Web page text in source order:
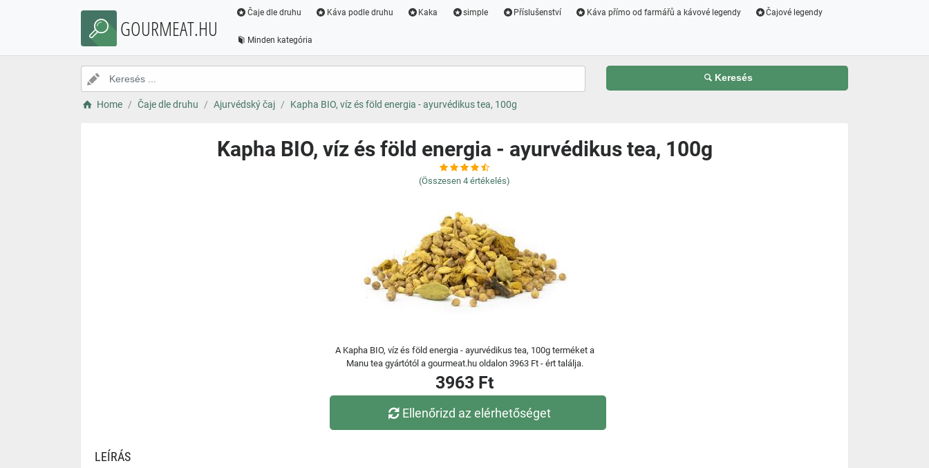
GOURMEAT.HU
Čaje dle druhu Káva podle druhu Kaka simple Příslušenství Káva přímo od farmářů a kávové legendy Čajové legendy
Minden kategória
Keresés
Home Čaje dle druhu Ajurvédský čaj Kapha BIO, víz és föld energia - ayurvédikus tea, 100g
Kapha BIO, víz és föld energia - ayurvédikus tea, 100g
(Összesen 4 értékelés)
A Kapha BIO, víz és föld energia - ayurvédikus tea, 100g terméket a
Manu tea gyártótól a gourmeat.hu oldalon 3963 Ft - ért találja.
3963 Ft
Ellenőrizd az elérhetőséget
LEÍRÁS